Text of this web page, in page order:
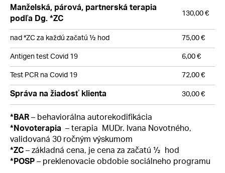
Manželská, párová, partnerská terapia
podľa Dg. *ZC
130,00 €
nad *ZC za každú začatú ½ hod
75,00€
Antigen test Covid 19
6,00€
Test PCR na Covid 19
72,00€
Správa na žiadosť klienta 30,00 €
*BAR– behaviorálna autorekodifikácia
*Novoterapia – terapia MUDr. Ivana Novotného,
validovaná 30 ročným výskumom
*ZC– základná cena, je cena za začatú ½ hod
*POSP– preklenovacie obdobie sociálneho programu